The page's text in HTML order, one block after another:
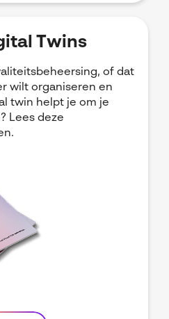
Twins
of dat
wilt organiseren en
twin helpt je om je
Lees deze